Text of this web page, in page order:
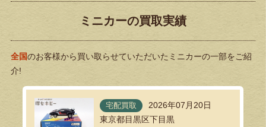
ミニカーの買取実績
全国のお客様から買い取らせていただいたミニカーの一部をご紹
介!
宅配買取
2026年07月20日
東京都目黒区下目黒